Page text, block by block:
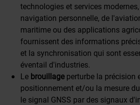
technologies et services
navigation personnelle, de
maritime ou des applications
fournissent des informations
et la synchronisation qui sont
éventail d'industries.
Le brouillageperturbe la précision
positionnement et/ou la mesure
le signal GNSS par des signaux